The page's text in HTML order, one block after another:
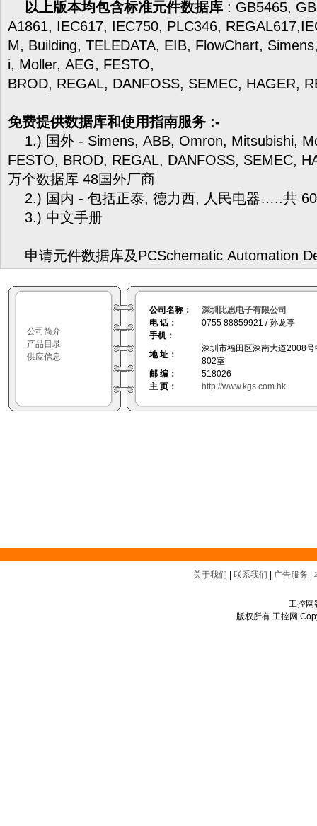
以上版本均包含标准元件数据库 : GB5465,
A1861, IEC617, IEC750, PLC346,
M, Building, TELEDATA, EIB, FlowChart,
i, Moller, AEG, FESTO,
BROD, REGAL, DANFOSS, SEMEC, HAGER,
免费提供数据库和使用指南服务 :-
1.) 国外 - Simens, ABB, Omron, Mitsubishi,
FESTO, BROD, REGAL, DANFOSS, SEMEC,
万个数据库 48国外厂商
2.) 国内 - 包括正泰, 德力西, 人民电器…..共 60
3.) 中文手册
申请元件数据库及PCSchematic Automation
公司简介
产品目录
供应信息
公司名称：
深圳比思电子有限公司
电 话：
0755 88859921 / 孙龙亭
手机：
地 址：
深圳市福田区深南大道2008
802室
邮 编：
518026
主 页：
http://www.kgs.com.hk
关于我们 联系我们 广告服务
工控网
版权所有 工控网